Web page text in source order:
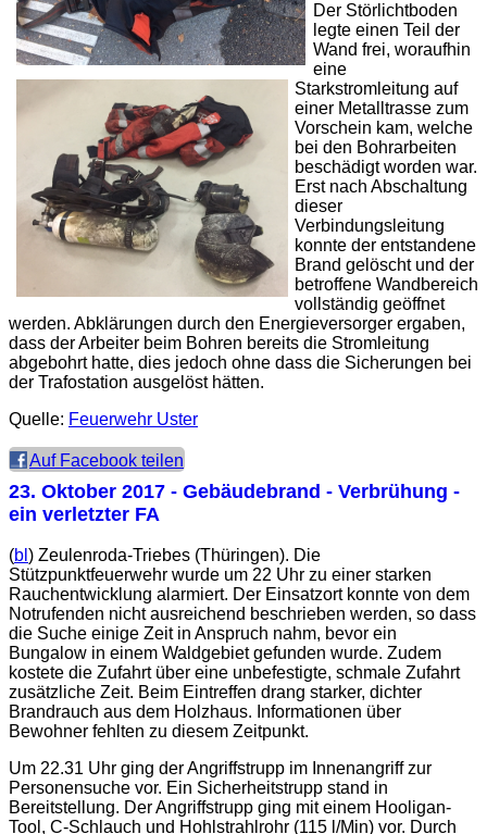
Der Störlichtboden
legte einen Teil der
Wand frei, woraufhin
eine
Starkstromleitung auf
einer Metalltrasse zum
Vorschein kam, welche
bei den Bohrarbeiten
beschädigt worden war.
Erst nach Abschaltung
dieser
Verbindungsleitung
konnte der entstandene
Brand gelöscht und der
betroffene Wandbereich
vollständig geöffnet
werden. Abklärungen durch den Energieversorger ergaben,
dass der Arbeiter beim Bohren bereits die Stromleitung
abgebohrt hatte, dies jedoch ohne dass die Sicherungen bei
der Trafostation ausgelöst hätten.
Quelle: Feuerwehr Uster
Auf Facebook teilen
23. Oktober 2017 - Gebäudebrand - Verbrühung -
ein verletzter FA
(bl ) Zeulenroda-Triebes (Thüringen). Die
Stützpunktfeuerwehr wurde um 22 Uhr zu einer starken
Rauchentwicklung alarmiert. Der Einsatzort konnte von dem
Notrufenden nicht ausreichend beschrieben werden, so dass
die Suche einige Zeit in Anspruch nahm, bevor ein
Bungalow in einem Waldgebiet gefunden wurde. Zudem
kostete die Zufahrt über eine unbefestigte, schmale Zufahrt
zusätzliche Zeit. Beim Eintreffen drang starker, dichter
Brandrauch aus dem Holzhaus. Informationen über
Bewohner fehlten zu diesem Zeitpunkt.
Um 22.31 Uhr ging der Angriffstrupp im Innenangriff zur
Personensuche vor. Ein Sicherheitstrupp stand in
Bereitstellung. Der Angriffstrupp ging mit einem Hooligan-
Tool, C-Schlauch und Hohlstrahlrohr (115 l/Min) vor. Durch